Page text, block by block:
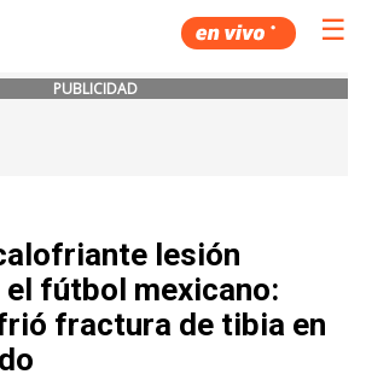
☰
PUBLICIDAD
lesión
el fútbol mexicano:
fractura de tibia en